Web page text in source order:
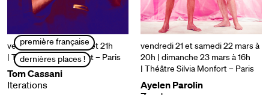
première française
dernières places !
vendredi 21 mars | 19h et 21h
| Théâtre Silvia Monfort – Paris
Tom Cassani
Iterations
vendredi 21 et samedi 22 mars à
20h | dimanche 23 mars à 16h
| Théâtre Silvia Monfort – Paris
Ayelen Parolin